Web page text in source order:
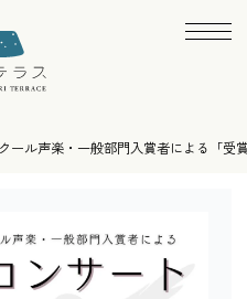
リー首里テラス | gallery SHURI
ール声楽・一般部門入賞者による「受